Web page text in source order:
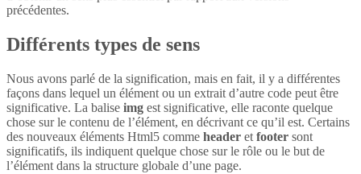
précédentes.
Différents types de sens
Nous avons parlé de la signification, mais en fait, il y a différentes
façons dans lequel un élément ou un extrait d’autre code peut être
significative. La balise img est significative, elle raconte quelque
chose sur le contenu de l’élément, en décrivant ce qu’il est. Certains
des nouveaux éléments Html5 comme header et footer sont
significatifs, ils indiquent quelque chose sur le rôle ou le but de
l’élément dans la structure globale d’une page.